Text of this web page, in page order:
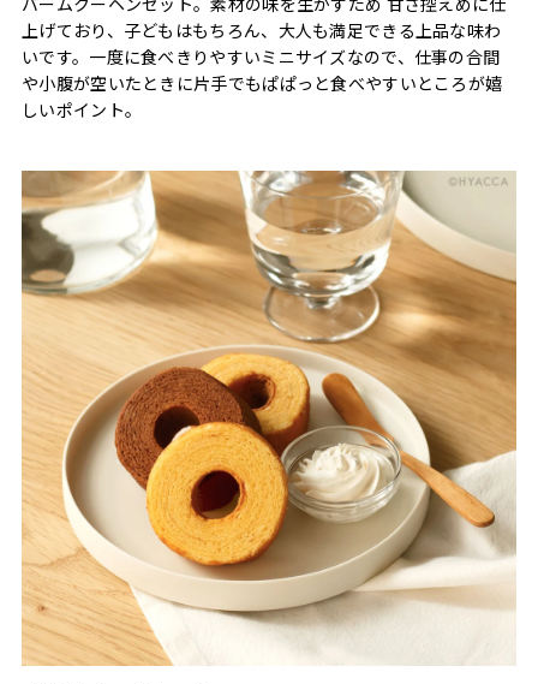
上げており、子どもはもちろん、大人も満足できる上品な味わ
いです。一度に食べきりやすいミニサイズなので、仕事の合間
や小腹が空いたときに片手でもぱぱっと食べやすいところが嬉
しいポイント。